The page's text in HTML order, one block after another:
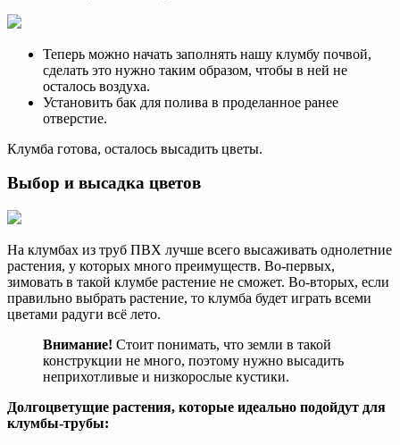
Теперь можно начать заполнять нашу клумбу почвой,
сделать это нужно таким образом, чтобы в ней не
осталось воздуха.
Установить бак для полива в проделанное ранее
отверстие.
Клумба готова, осталось высадить цветы.
Выбор и высадка цветов
На клумбах из труб ПВХ лучше всего высаживать однолетние
растения, у которых много преимуществ. Во-первых,
зимовать в такой клумбе растение не сможет. Во-вторых, если
правильно выбрать растение, то клумба будет играть всеми
цветами радуги всё лето.
Внимание! Стоит понимать, что земли в такой
конструкции не много, поэтому нужно высадить
неприхотливые и низкорослые кустики.
Долгоцветущие растения, которые идеально подойдут для
клумбы-трубы: